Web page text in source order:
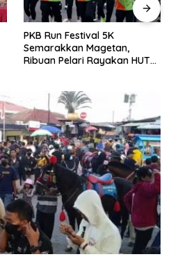
PKB Run Festival 5K
Semarakkan Magetan,
Ribuan Pelari Rayakan HUT